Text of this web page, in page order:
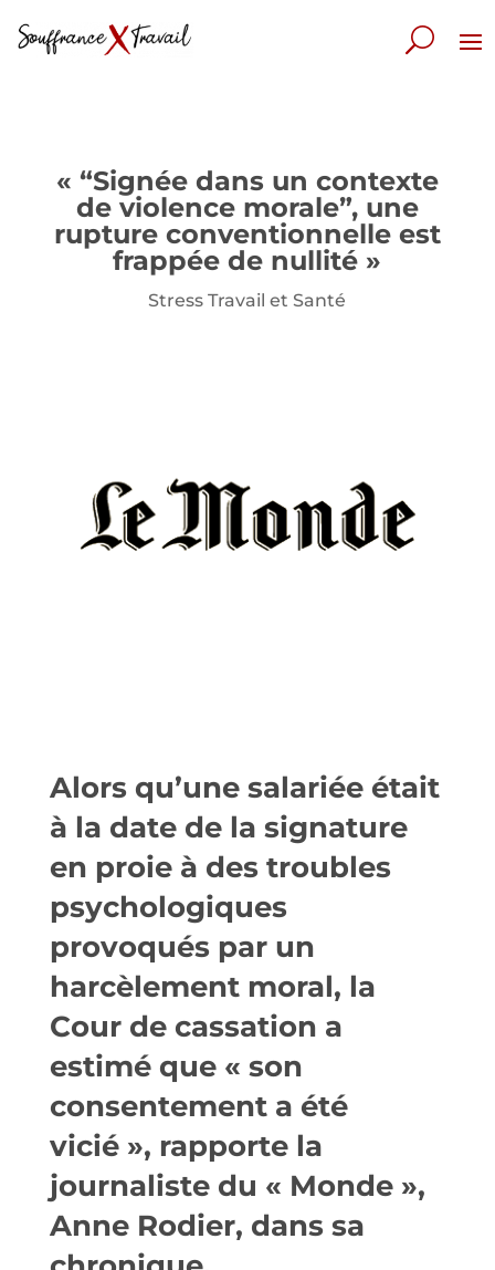
« “Signée dans un contexte
de violence morale”, une
rupture conventionnelle est
frappée de nullité »
Stress Travail et Santé
Alors qu’une salariée était
à la date de la signature
en proie à des troubles
psychologiques
provoqués par un
harcèlement moral, la
Cour de cassation a
estimé que « son
consentement a été
vicié », rapporte la
journaliste du « Monde »,
Anne Rodier, dans sa